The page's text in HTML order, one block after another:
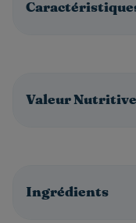
Valeur Nutritive
Ingrédients